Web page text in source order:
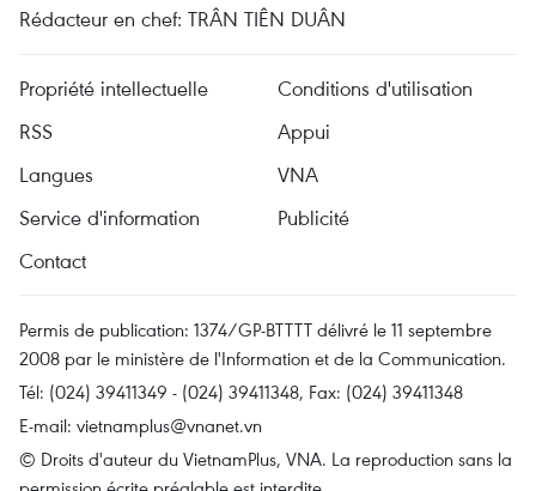
Rédacteur en chef: TRÂN TIÊN DUÂN
Propriété intellectuelle
Conditions d'utilisation
RSS
Appui
Langues
VNA
Service d'information
Publicité
Contact
Permis de publication: 1374/GP-BTTTT délivré le 11 septembre
2008 par le ministère de l'Information et de la Communication.
Tél: (024) 39411349 - (024) 39411348, Fax: (024) 39411348
E-mail: vietnamplus@vnanet.vn
© Droits d'auteur du VietnamPlus, VNA. La reproduction sans la